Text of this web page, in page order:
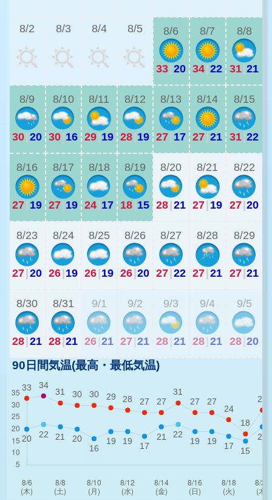
8/2 8/3 8/4 8/5 8/6
33 20
8/7
34 22
8/8
31 21
8/9
30 20
8/10
30 16
8/11
29 19
8/12
28 19
8/13
27 17
8/14
27 21
8/15
31 22
8/16
27 19
8/17
27 19
8/18
24 17
8/19
18 15
8/20
28 21
8/21
27 19
8/22
27 20
8/23
27 20
8/24
26 19
8/25
26 19
8/26
26 20
8/27
27 22
8/28
27 21
8/29
27 21
8/30
28 21
8/31
28 21
9/1
26 21
9/2
27 21
9/3
28 21
9/4
28 21
9/5
28 20
90日間気温(最高・最低気温)